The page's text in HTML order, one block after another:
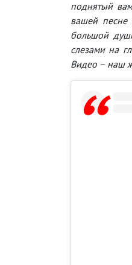
поднятый
вашей песне
большой
слезами на
Видео – наш